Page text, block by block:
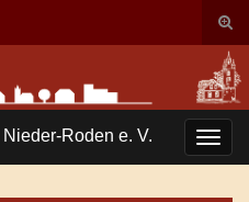
Roden e. V.